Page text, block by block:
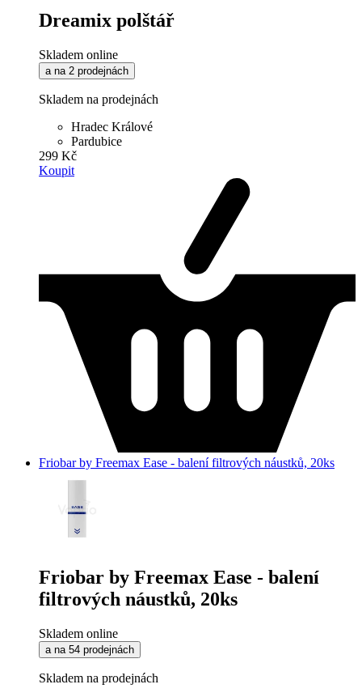
Dreamix polštář
Skladem online
a na 2 prodejnách
Skladem na prodejnách
Hradec Králové
Pardubice
299 Kč
Koupit
Friobar by Freemax Ease - balení filtrových náustků, 20ks
Friobar by Freemax Ease - balení
filtrových náustků, 20ks
Skladem online
a na 54 prodejnách
Skladem na prodejnách